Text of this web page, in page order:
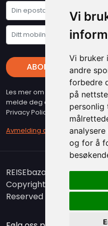
Vi
Vi bruker
andre
forbedre
på
personlig
og for å
Paramaribo fungerer
byens kolonitid
fortellinger.
Med rike attraksjoner og
naturskjønnhet utfordrer
og belønner
innsikt, historiske
naturopplevelser, tilbyr
inntrykk.
ABONNER
Les mer om vare "Privacy
melde deg av vart nyhetsbrev
Privacy Policy & Terms gjelder)
Avmelding av nyhetsbrev
REISEbazaar er medlem
Copyright 2026.
Reserved